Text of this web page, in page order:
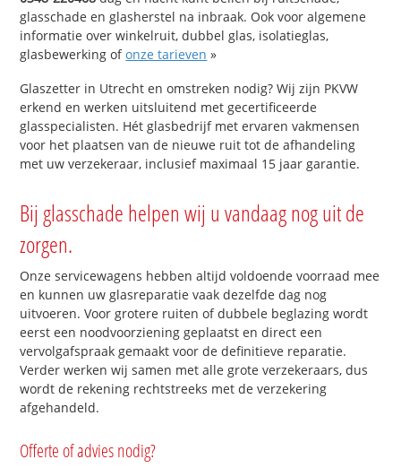
glasschade en glasherstel na inbraak. Ook voor algemene
informatie over winkelruit, dubbel glas, isolatieglas,
glasbewerking ofonze tarieven »
Glaszetter in Utrecht en omstreken nodig? Wij zijn PKVW
erkend en werken uitsluitend met gecertificeerde
glasspecialisten. Hét glasbedrijf met ervaren vakmensen
voor het plaatsen van de nieuwe ruit tot de afhandeling
met uw verzekeraar, inclusief maximaal 15 jaar garantie.
Bij glasschade helpen wij u vandaag nog uit de
zorgen.
Onze servicewagens hebben altijd voldoende voorraad mee
en kunnen uw glasreparatie vaak dezelfde dag nog
uitvoeren. Voor grotere ruiten of dubbele beglazing wordt
eerst een noodvoorziening geplaatst en direct een
vervolgafspraak gemaakt voor de definitieve reparatie.
Verder werken wij samen met alle grote verzekeraars, dus
wordt de rekening rechtstreeks met de verzekering
afgehandeld.
Offerte of advies nodig?